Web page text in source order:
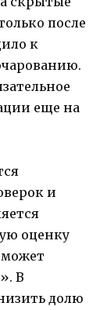
после
к
еще на
и
оценку
В
долю